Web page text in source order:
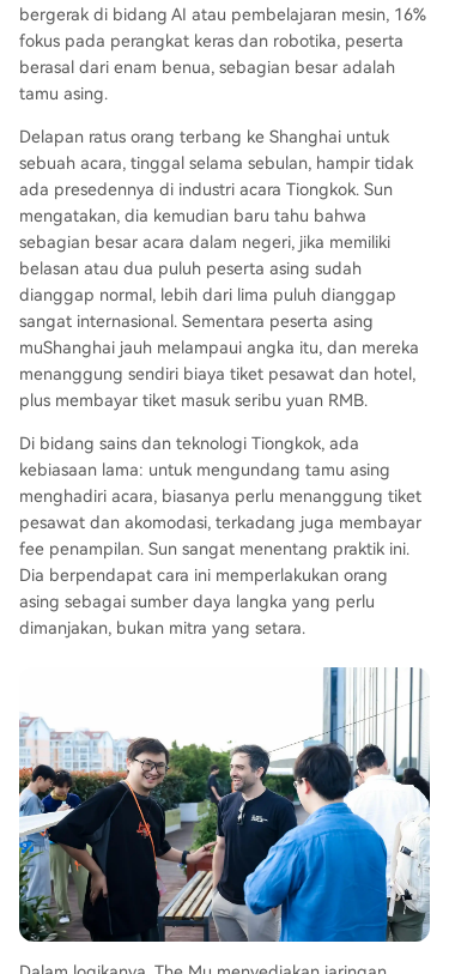
bergerak di bidang AI atau pembelajaran mesin, 16%
fokus pada perangkat keras dan robotika, peserta
berasal dari enam benua, sebagian besar adalah
tamu asing.
Delapan ratus orang terbang ke Shanghai untuk
sebuah acara, tinggal selama sebulan, hampir tidak
ada presedennya di industri acara Tiongkok. Sun
mengatakan, dia kemudian baru tahu bahwa
sebagian besar acara dalam negeri, jika memiliki
belasan atau dua puluh peserta asing sudah
dianggap normal, lebih dari lima puluh dianggap
sangat internasional. Sementara peserta asing
muShanghai jauh melampaui angka itu, dan mereka
menanggung sendiri biaya tiket pesawat dan hotel,
plus membayar tiket masuk seribu yuan RMB.
Di bidang sains dan teknologi Tiongkok, ada
kebiasaan lama: untuk mengundang tamu asing
menghadiri acara, biasanya perlu menanggung tiket
pesawat dan akomodasi, terkadang juga membayar
fee penampilan. Sun sangat menentang praktik ini.
Dia berpendapat cara ini memperlakukan orang
asing sebagai sumber daya langka yang perlu
dimanjakan, bukan mitra yang setara.